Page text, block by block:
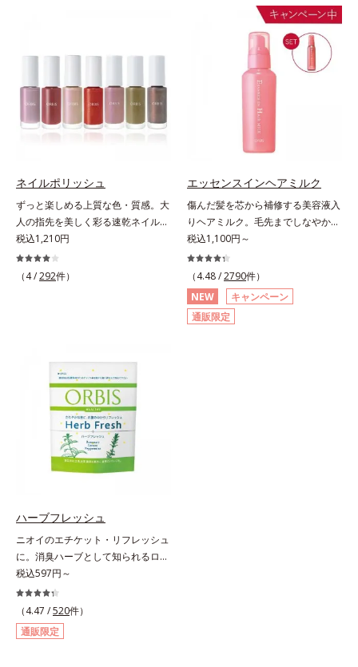
B6も加えました。コラーゲン特有
た、まるでフルーツゼリーのように
みずみずしいゼリーです。個包装の
スティックタイプだから、いつでも
どこでも片手でおいしくコラーゲン
になる悩みも、おやつやデザート時
にぷるんっと食べて解消を目指しま
しょう。脂肪分ゼロ＆1袋20kcal
で、ダイエット中でも安心です。各
商品の詳しい情報は商品ページをご
覧ください。・BEAUTY夏祭りは、
こちら
維やビタミン、鉄分などの不足しが
ちな栄養素をチャージして、健康的
なダイエットを後押しします。さら
に牛乳以外に、豆乳やヨーグルトに
も混ぜることができ、気分や摂りた
い栄養、空腹具合に合わせて食べ方
のアレンジは自由自在！自然な果実
の味を活かした美味しさで、ハッピ
ーなダイエットを目指します。* ビ
D、E、ナイアシン、パントテン
酸、葉酸各商品の詳しい情報は商品
ページをご覧ください。・BEAUTY
夏祭りは、こちら
ネイルポリッシュ
ずっと楽しめる上質な色・質感。大
人の指先を美しく彩る速乾ネイルカ
ラー。大人の手肌をきれいに見せ
る、落ち着いた色展開の速乾ネイル
カラー（マニキュア）です。長い年
乾性も従来品よりさらにアップ。ま
た細かいアレンジをしやすくするた
め、持ち手の長さとハケを短くして
爪への距離が近くなるよう工夫して
います。ネイルケア成分を6種(*2)
も配合し、爪をいたわる仕様です。
質感によって異なる魅力を楽しめる
る「ベースコート」と組み合わせる
ことで、いろいろな表情を楽しめま
す。*1 見たままの発色が叶う処方
＝ジメチコン、ステアロイルグルタ
ミン酸2Na、水酸化Al *2 レモング
ラス葉/茎エキス、マンダリンオレ
ンジ果皮エキス、センチフォリアバ
ラ花エキス、セイヨウミザクラ果実
税込1,210円
（4 /292件）
エッセンスインヘアミルク
傷んだ髪を芯から補修する美容液入
りヘアミルク。毛先までしなやかな
美髪へ。パサつき、広がり、枝毛、
ツヤ不足・・・髪のお悩みは尽きな
いもの。エッセンスインヘアミルク
は、そんなお悩みを解決する洗い流
さないタイプのトリートメントで
す。サロン業界注目の美髪成分
税込1,100円～
（4.48 /2790件）
NEW
キャンペーン
通販限定
ハーブフレッシュ
ニオイのエチケット・リフレッシュ
に。消臭ハーブとして知られるロー
ズマリー抽出物に、ペパーミントオ
イル、レモンオイルを加えた3つの
成分の働きで、臭いをカバー。レモ
ンとミントが香るさわやかな息が続
きます。
税込597円～
（4.47 /520件）
通販限定